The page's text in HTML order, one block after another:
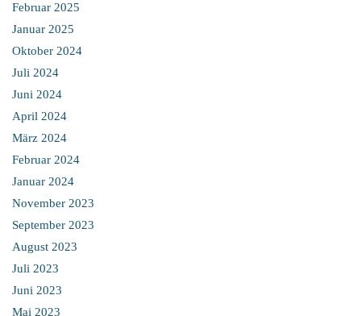
Februar 2025
Januar 2025
Oktober 2024
Juli 2024
Juni 2024
April 2024
März 2024
Februar 2024
Januar 2024
November 2023
September 2023
August 2023
Juli 2023
Juni 2023
Mai 2023